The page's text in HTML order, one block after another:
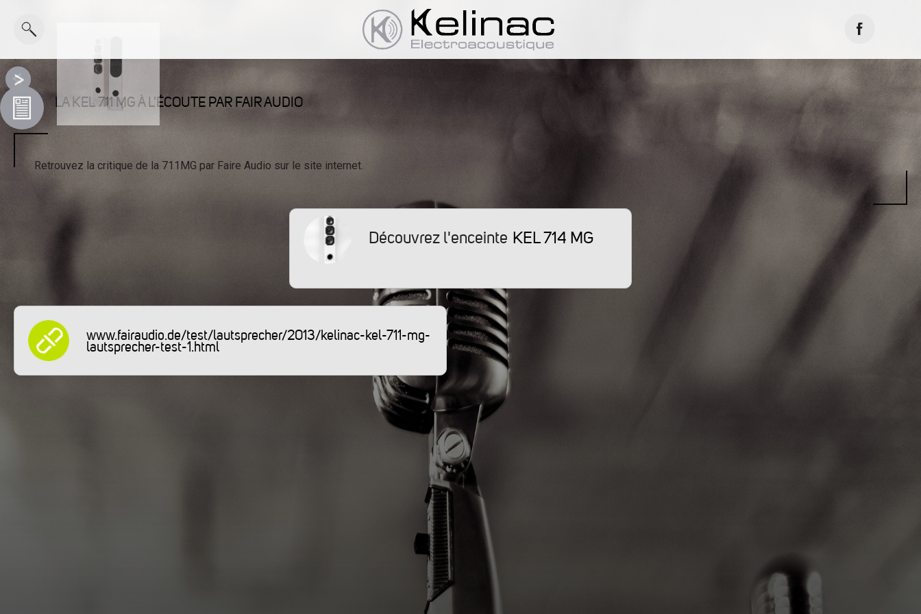
LA KEL 711 MG À L'ÉCOUTE PAR FAIR AUDIO
Retrouvez la critique de la 711MG par Faire Audio sur le site internet.
KEL 714 MG
www.fairaudio.de/test/lautsprecher/2013/kelinac-kel-711-mg-
lautsprecher-test-1.html